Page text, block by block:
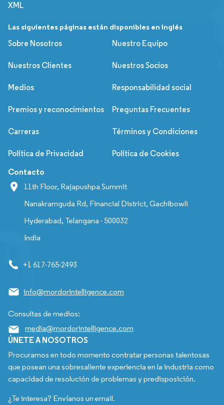
XML
Las siguientes páginas están disponibles en inglés
Sobre Nosotros
Nuestro Equipo
Nuestros Clientes Nuestros Socios
Medios Responsabilidad social
Premios y reconocimientos Preguntas Frecuentes
Carreras Términos y Condiciones
Política de Privacidad Política de Cookies
Contacto
11th Floor, Rajapushpa Summit
Nanakramguda Rd, Financial District, Gachibowli
Hyderabad, Telangana - 500032
India
+1 617-765-2493
info@mordorintelligence.com
Consultas de medios:
media@mordorintelligence.com
ÚNETE A NOSOTROS
Procuramos en todo momento contratar personas talentosas
que posean una sobresaliente experiencia en la industria como
capacidad de resolución de problemas y predisposición.
¿Te interesa? Envíanos un email.